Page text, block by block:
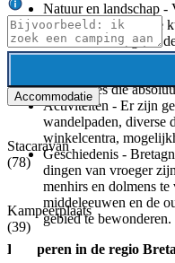
Natuur en landschap -
wijngaarden tot ruwe
alles is aanwezig om
Bezienswaardigheden
stadjes met een rijke
kustdorpjes die
Activiteiten - Er zijn
wandelpaden, diverse
winkelcentra,
Geschiedenis -
dingen van vroeger
menhirs en dolmens
middeleeuwen en de
gebied te bewonderen.
Kamperen in de regio
Accommodatie
Stacaravan
(78)
Kampeerplaats
(39)